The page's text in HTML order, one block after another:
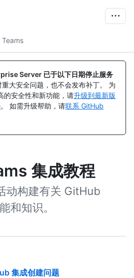
Teams
Server 已于以下日期停止服务
重大安全问题，也不会发布补丁。 为
的安全性和新功能，请升级到最新版
。 如需升级帮助，请联系 GitHub
集成教程
动构建有关 GitHub
和知识。
集成创建问题